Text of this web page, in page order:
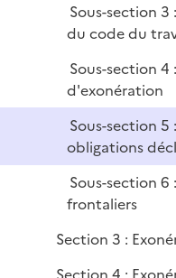
Sous-section
du code du
Sous-section
d'exonération
Sous-section
obligations
Sous-section
frontaliers
Section 3 :